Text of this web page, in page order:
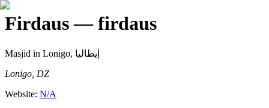
Firdaus— firdaus
Masjid
in Lonigo, إيطاليا
Lonigo, DZ
Website: N/A